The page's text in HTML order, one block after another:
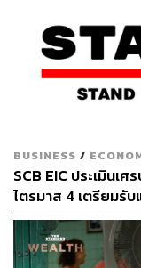
BUSINESS /
SCB EIC ประเมินเ
ไตรมาส 4 เตรียมรั
กำแพงภาษีสหรัฐฯ ร